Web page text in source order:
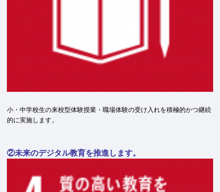
小・中学校生の来校型体験授業・職場体験の受け入れを積極的かつ継続
的に実施します。
②未来のデジタル教育を推進します。